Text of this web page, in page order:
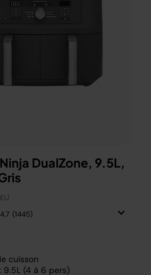
DualZone, 9.5L,
4.7 (1445)
cuisson
9.5L (4 à 6 pers)